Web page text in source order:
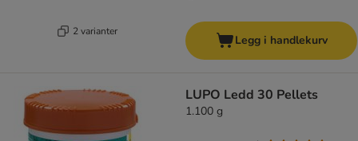
2 varianter
Legg i handlekurv
LUPO Ledd 30 Pellets
1.100 g